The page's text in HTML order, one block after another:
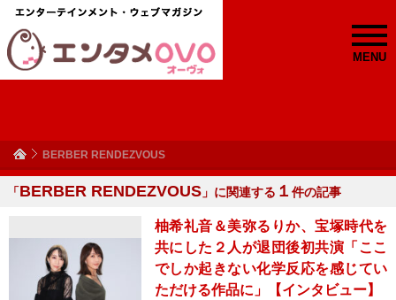
MENU
BERBER RENDEZVOUS
「BERBER RENDEZVOUS 」に関連する １ 件の記事
柚希礼音＆美弥るりか、宝塚時代を
共にした２人が退団後初共演「ここ
でしか起きない化学反応を感じてい
ただける作品に」【インタビュー】